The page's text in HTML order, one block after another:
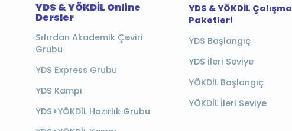
YDS & YÖKDİL Online
Dersler
Sıfırdan Akademik Çeviri
Grubu
YDS Express Grubu
YDS Kampı
YDS+YÖKDİL Hazırlık Grubu
YDS & YÖKDİL Çalışma
Paketleri
YDS Başlangıç
YDS İleri Seviye
YÖKDİL Başlangıç
YÖKDİL İleri Seviye